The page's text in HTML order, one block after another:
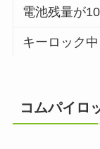
電池残量が
キーロック中
コムパイロ